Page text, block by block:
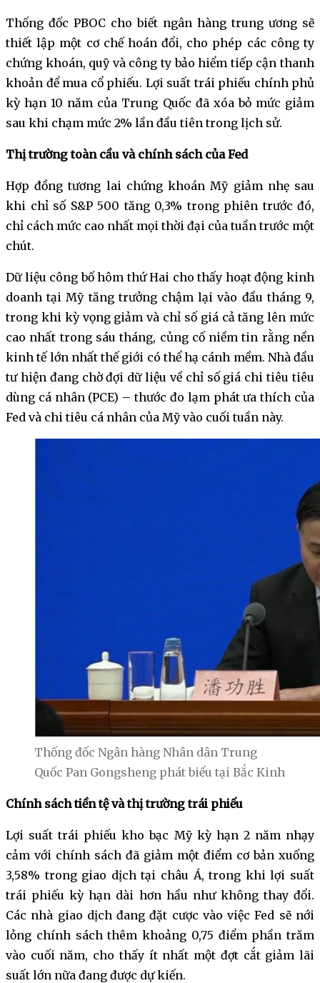
Thống đốc PBOC cho biết ngân hàng trung ương sẽ
thiết lập một cơ chế hoán đổi, cho phép các công ty
chứng khoán, quỹ và công ty bảo hiểm tiếp cận thanh
khoản để mua cổ phiếu. Lợi suất trái phiếu chính phủ
kỳ hạn 10 năm của Trung Quốc đã xóa bỏ mức giảm
sau khi chạm mức 2% lần đầu tiên trong lịch sử.
Thị trường toàn cầu và chính sách của Fed
Hợp đồng tương lai chứng khoán Mỹ giảm nhẹ sau
khi chỉ số S&P 500 tăng 0,3% trong phiên trước đó,
chỉ cách mức cao nhất mọi thời đại của tuần trước một
chút.
Dữ liệu công bố hôm thứ Hai cho thấy hoạt động kinh
doanh tại Mỹ tăng trưởng chậm lại vào đầu tháng 9,
trong khi kỳ vọng giảm và chỉ số giá cả tăng lên mức
cao nhất trong sáu tháng, củng cố niềm tin rằng nền
kinh tế lớn nhất thế giới có thể hạ cánh mềm. Nhà đầu
tư hiện đang chờ đợi dữ liệu về chỉ số giá chi tiêu tiêu
dùng cá nhân (PCE) – thước đo lạm phát ưa thích của
Fed và chi tiêu cá nhân của Mỹ vào cuối tuần này.
Thống đốc Ngân hàng Nhân dân Trung
Quốc Pan Gongsheng phát biểu tại Bắc Kinh
Chính sách tiền tệ và thị trường trái phiếu
Lợi suất trái phiếu kho bạc Mỹ kỳ hạn 2 năm nhạy
cảm với chính sách đã giảm một điểm cơ bản xuống
3,58% trong giao dịch tại châu Á, trong khi lợi suất
trái phiếu kỳ hạn dài hơn hầu như không thay đổi.
Các nhà giao dịch đang đặt cược vào việc Fed sẽ nới
lỏng chính sách thêm khoảng 0,75 điểm phần trăm
vào cuối năm, cho thấy ít nhất một đợt cắt giảm lãi
suất lớn nữa đang được dự kiến.